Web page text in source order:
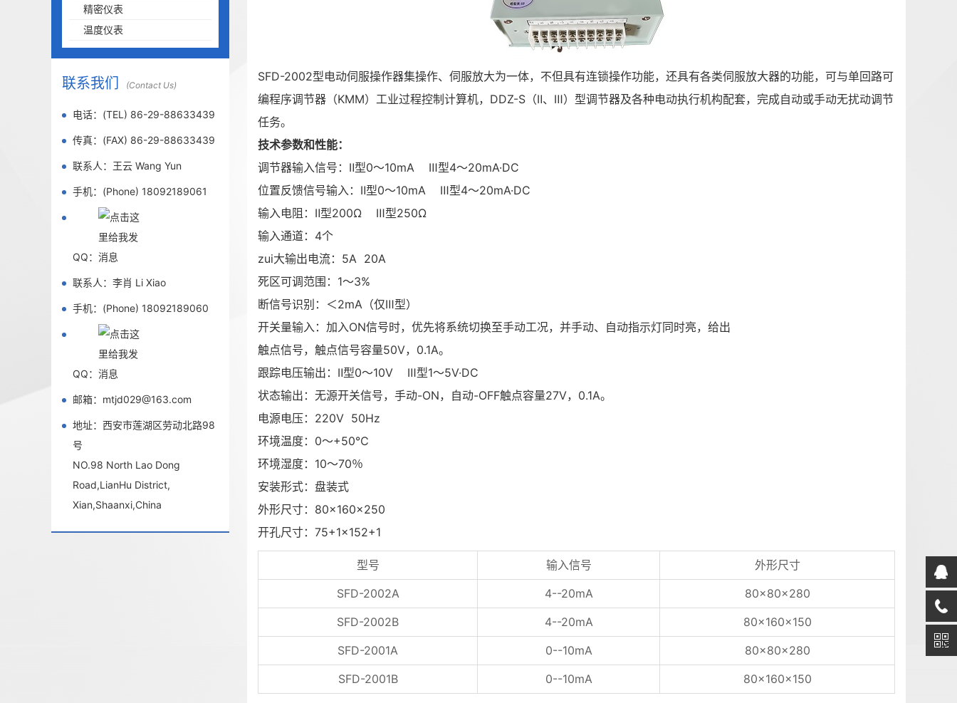
精密仪表
温度仪表
联系我们 (Contact Us)
电话：(TEL) 86-29-88633439
传真：(FAX) 86-29-88633439
联系人：王云 Wang Yun
手机：(Phone) 18092189061
QQ：
联系人：李肖 Li Xiao
手机：(Phone) 18092189060
QQ：
邮箱：mtjd029@163.com
地址：西安市莲湖区劳动北路98
号
NO.98 North Lao Dong
Road,LianHu District,
Xian,Shaanxi,China
SFD-2002型电动伺服操作器集操作、伺服放大为一体，不但具有连锁操作功能，还具有各类伺服放大器的功能，可与单回路可
编程序调节器（KMM）工业过程控制计算机，DDZ-S（Ⅱ、Ⅲ）型调节器及各种电动执行机构配套，完成自动或手动无扰动调节
任务。
技术参数和性能：
调节器输入信号：Ⅱ型0～10mA Ⅲ型4～20mA·DC
位置反馈信号输入：Ⅱ型0～10mA Ⅲ型4～20mA·DC
输入电阻：Ⅱ型200Ω Ⅲ型250Ω
输入通道：4个
zui大输出电流：5A 20A
死区可调范围：1～3%
断信号识别：＜2mA（仅Ⅲ型）
开关量输入：加入ON信号时，优先将系统切换至手动工况，并手动、自动指示灯同时亮，给出
触点信号，触点信号容量50V，0.1A。
跟踪电压输出：Ⅱ型0～10V Ⅲ型1～5V·DC
状态输出：无源开关信号，手动-ON，自动-OFF触点容量27V，0.1A。
电源电压：220V 50Hz
环境温度：0～+50℃
环境湿度：10～70％
安装形式：盘装式
外形尺寸：80×160×250
开孔尺寸：75+1×152+1
型号 输入信号
外形尺寸
SFD-2002A
4--20mA
80×80×280
SFD-2002B
4--20mA
80×160×150
SFD-2001A
0--10mA
80×80×280
SFD-2001B
0--10mA 80×160×150